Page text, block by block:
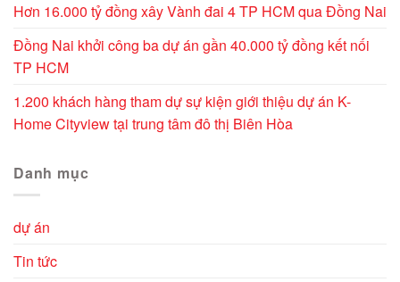
Hơn 16.000 tỷ đồng xây Vành đai 4 TP HCM qua Đồng Nai
Đồng Nai khởi công ba dự án gần 40.000 tỷ đồng kết nối
TP HCM
1.200 khách hàng tham dự sự kiện giới thiệu dự án K-
Home Cityview tại trung tâm đô thị Biên Hòa
Danh mục
dự án
Tin tức